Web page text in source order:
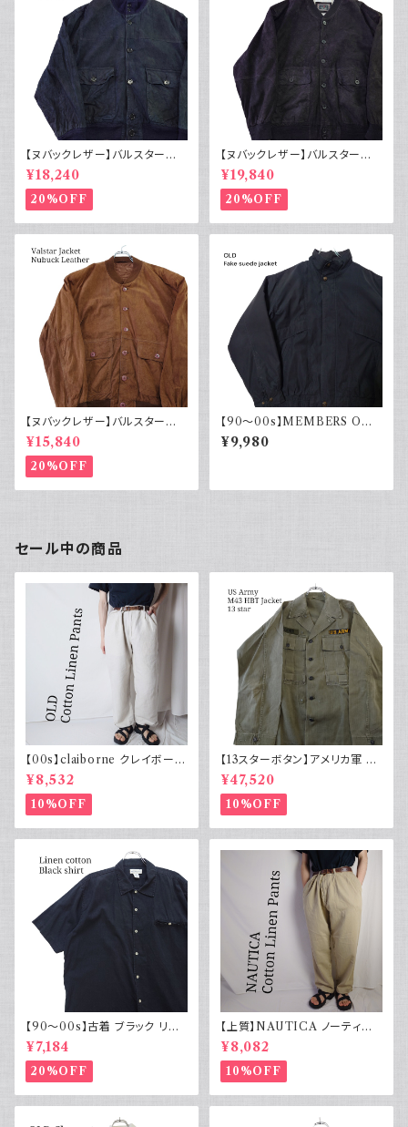
【ヌバックレザー】バルスター型
ブルゾンジャケット ユーロ古着
ヴィンテージ 紺
¥18,240
20%OFF
【ヌバックレザー】バルスター型
ブルゾンジャケット イタリア ヴィ
ンテージ 黒
¥19,840
20%OFF
【ヌバックレザー】バルスター型
ブルゾンジャケット ヴァルスター
ヴィンテージ
¥15,840
20%OFF
【90～00s】MEMBERS ONL
Y メンバーズオンリー フェード
スエード ブルゾンジャケット ス
000年代
¥9,980
セール中の商品
【00s】claiborne クレイボーン
リネンコットンパンツ ツータック
¥8,532
10%OFF
【13スターボタン】アメリカ軍 M
43 HBT ジャケット パッチ 軍物
実物
¥47,520
10%OFF
【90～00s】古着 ブラック リネ
ンコットンシャツ 黒 ボックスシ
ルエット
¥7,184
20%OFF
【上質】NAUTICA ノーティカ
コットンリネンパンツ ツータック
¥8,082
10%OFF